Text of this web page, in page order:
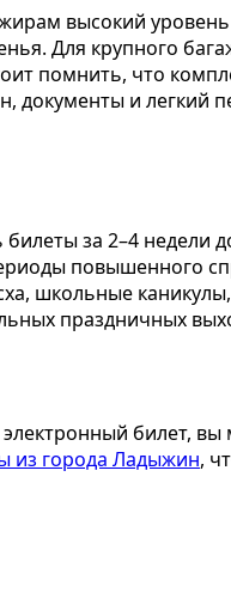
высокий
Для крупного
помнить, что
документы и легкий
за 2–4 недели
повышенного
школьные
праздничных
билет,
из города Ладыжин,